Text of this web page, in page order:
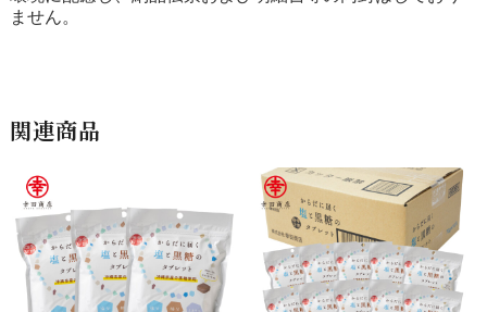
ません。
関連商品